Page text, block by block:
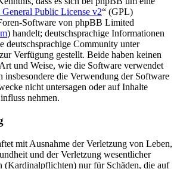
Public License v2“ (GPL)
Software von phpBB Limited
) handelt; deutschsprachige Informationen
deutschsprachige Community unter
zur Verfügung gestellt. Beide haben keinen
und Weise, wie die Software verwendet
insbesondere die Verwendung der Software
nicht untersagen oder auf Inhalte
nehmen.
mit Ausnahme der Verletzung von Leben,
und der Verletzung wesentlicher
(Kardinalpflichten) nur für Schäden, die auf